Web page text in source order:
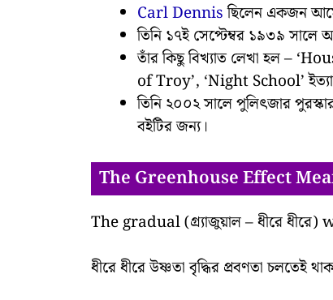
Carl Dennisছিলেন একজন
তিনি ১৭ই সেপ্টেম্বর ১৯৩৯ সালে
তাঁর কিছু বিখ্যাত লেখা হল –
of Troy’, ‘Night School’
তিনি ২০০২ সালে পুলিৎজার
বইটির জন্য।
The Greenhouse Effect
The gradual (গ্র্যাজুয়াল – ধীরে
ধীরে ধীরে উষ্ণতা বৃদ্ধির প্রবণতা চলতেই